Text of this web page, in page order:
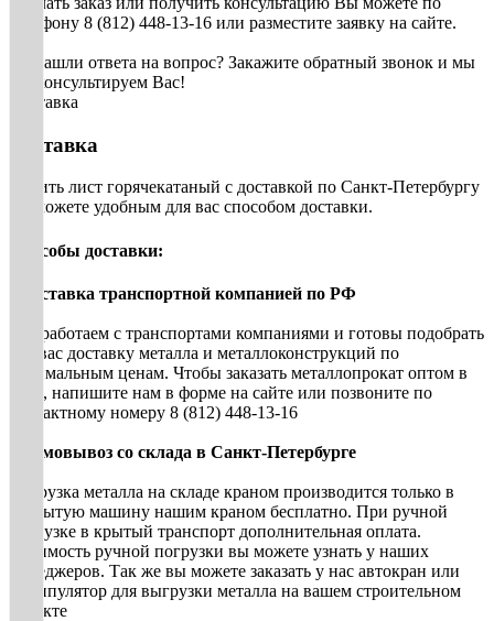
телефону 8 (812) 448-13-16 или разместите заявку на сайте.
Не нашли ответа на вопрос? Закажите обратный звонок и мы
проконсультируем Вас!
Доставка
Доставка
Купить лист горячекатаный с доставкой по Санкт-Петербургу
вы можете удобным для вас способом доставки.
Способы доставки:
• Доставка транспортной компанией по РФ
Мы работаем с транспортами компаниями и готовы подобрать
для вас доставку металла и металлоконструкций по
оптимальным ценам. Чтобы заказать металлопрокат оптом в
СПб, напишите нам в форме на сайте или позвоните по
контактному номеру 8 (812) 448-13-16
• Самовывоз со склада в Санкт-Петербурге
Погрузка металла на складе краном производится только в
открытую машину нашим краном бесплатно. При ручной
погрузке в крытый транспорт дополнительная оплата.
Стоимость ручной погрузки вы можете узнать у наших
менеджеров. Так же вы можете заказать у нас автокран или
манипулятор для выгрузки металла на вашем строительном
объекте